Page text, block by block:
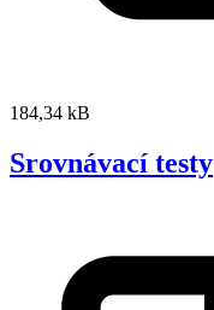
184,34 kB
Srovnávací testy